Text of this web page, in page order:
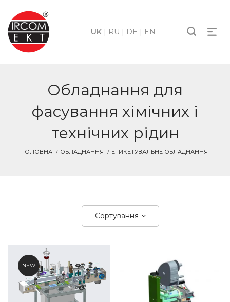
UK | RU | DE | EN
Обладнання для
фасування хімічних і
технічних рідин
ГОЛОВНА ОБЛАДНАННЯ ЕТИКЕТУВАЛЬНЕ ОБЛАДНАННЯ
Сортування
NEW